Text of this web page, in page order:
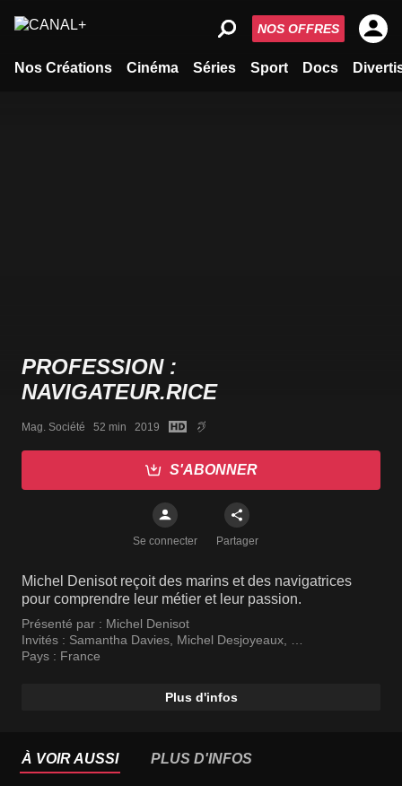
Nos Créations Cinéma Séries Sport Docs
NOS OFFRES
PROFESSION :
NAVIGATEUR.RICE
Mag. Société   52 min   2019
S'ABONNER
Se connecter Partager
Michel Denisot reçoit des marins et des navigatrices
pour comprendre leur métier et leur passion.
Présenté par : Michel Denisot
Invités : Samantha Davies Michel Desjoyeaux
François Gabart
Pays : France
Plus d'infos
À VOIR AUSSI PLUS D'INFOS